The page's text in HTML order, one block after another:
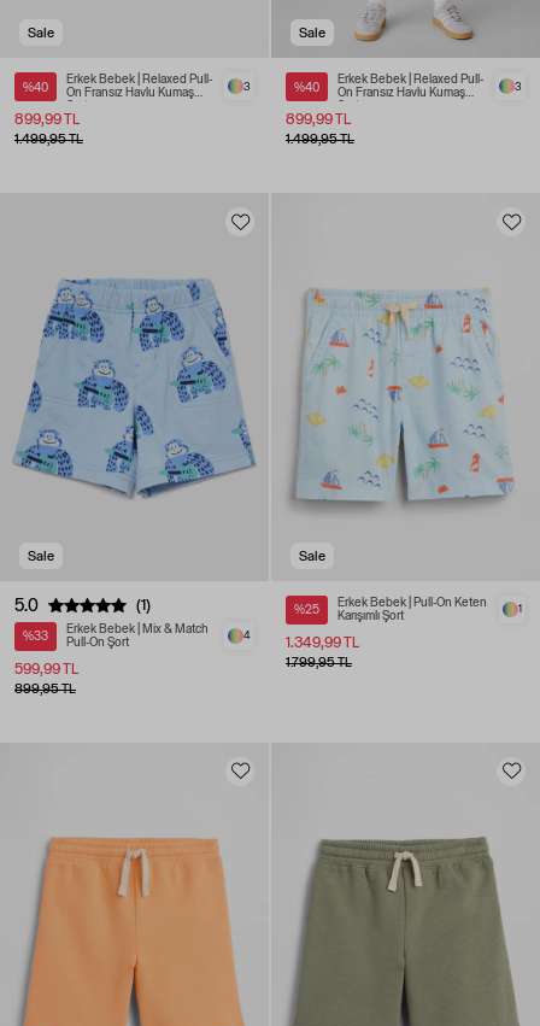
Sale
%40
Erkek Bebek | Relaxed Pull-
On Fransız Havlu Kumaş
899,99 TL
3
1.499,95 TL
Sale
%40
Erkek Bebek | Relaxed Pull-
On Fransız Havlu Kumaş
899,99 TL
3
1.499,95 TL
Sale
5.0 (1)
%33
Erkek Bebek | Mix & Match
Pull-On Şort
599,99 TL
4
899,95 TL
Sale
%25
Erkek Bebek | Pull-On Keten
Karışımlı Şort
1.349,99 TL
1
1.799,95 TL